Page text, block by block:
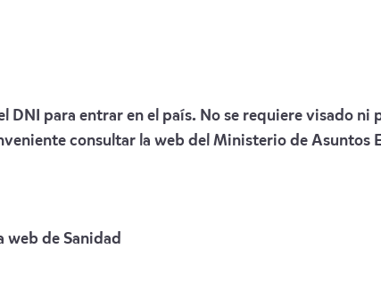
DNI para entrar en el país. No se requiere visado ni
consultar la web del Ministerio de Asuntos
web de Sanidad